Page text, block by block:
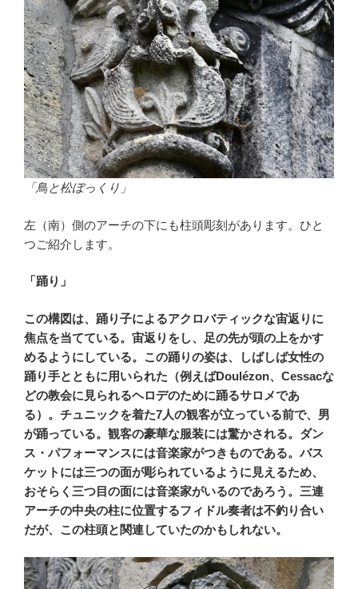
「鳥と松ぼっくり」
左（南）側のアーチの下にも柱頭彫刻があります。ひと
つご紹介します。
「踊り」
この構図は、踊り子によるアクロバティックな宙返りに
焦点を当てている。宙返りをし、足の先が頭の上をかす
めるようにしている。この踊りの姿は、しばしば女性の
踊り手とともに用いられた（例えばDoulézon、Cessacな
どの教会に見られるヘロデのために踊るサロメであ
る）。チュニックを着た7人の観客が立っている前で、男
が踊っている。観客の豪華な服装には驚かされる。ダン
ス・パフォーマンスには音楽家がつきものである。バス
ケットには三つの面が彫られているように見えるため、
おそらく三つ目の面には音楽家がいるのであろう。三連
アーチの中央の柱に位置するフィドル奏者は不釣り合い
だが、この柱頭と関連していたのかもしれない。